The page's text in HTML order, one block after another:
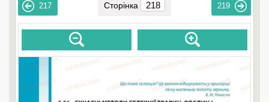
217 Сторінка 219